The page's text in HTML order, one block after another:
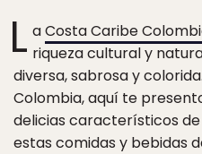
L aCosta Caribe
riqueza cultural y
diversa, sabrosa y
Colombia, aquí te
delicias característicos
estas comidas y bebidas